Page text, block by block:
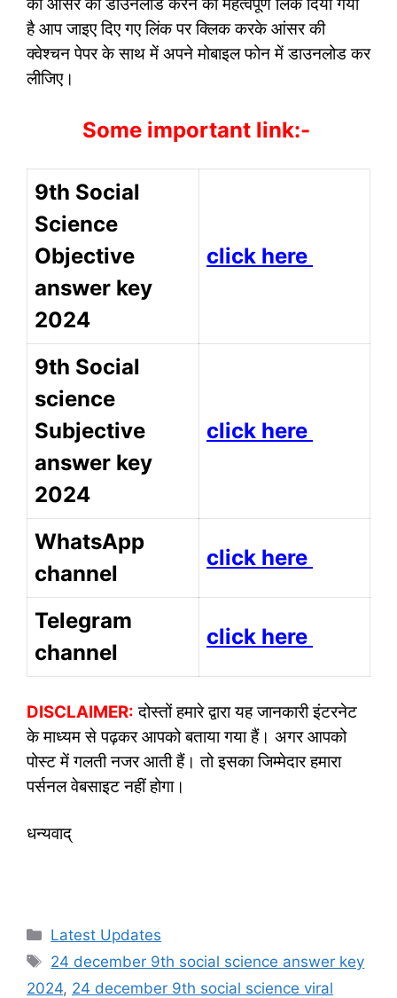
है आप जाइए दिए गए लिंक पर क्लिक करके आंसर की
क्वेश्चन पेपर के साथ में अपने मोबाइल फोन में डाउनलोड कर
लीजिए।
Some important link:-
9th Social
Science
Objective
answer key
2024
click here
9th Social
science
Subjective
answer key
2024
click here
WhatsApp
channel
click here
Telegram
channel
click here
DISCLAIMER: दोस्तों हमारे द्वारा यह जानकारी इंटरनेट
के माध्यम से पढ़कर आपको बताया गया हैं। अगर आपको
पोस्ट में गलती नजर आती हैं। तो इसका जिम्मेदार हमारा
पर्सनल वेबसाइट नहीं होगा।
धन्यवाद्
Categories
Latest Updates
Tags
24 december 9th social science answer key
2024, 24 december 9th social science viral